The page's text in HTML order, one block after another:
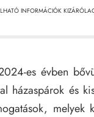
INFORMÁCIÓK
es évben
házaspárok és
melyek